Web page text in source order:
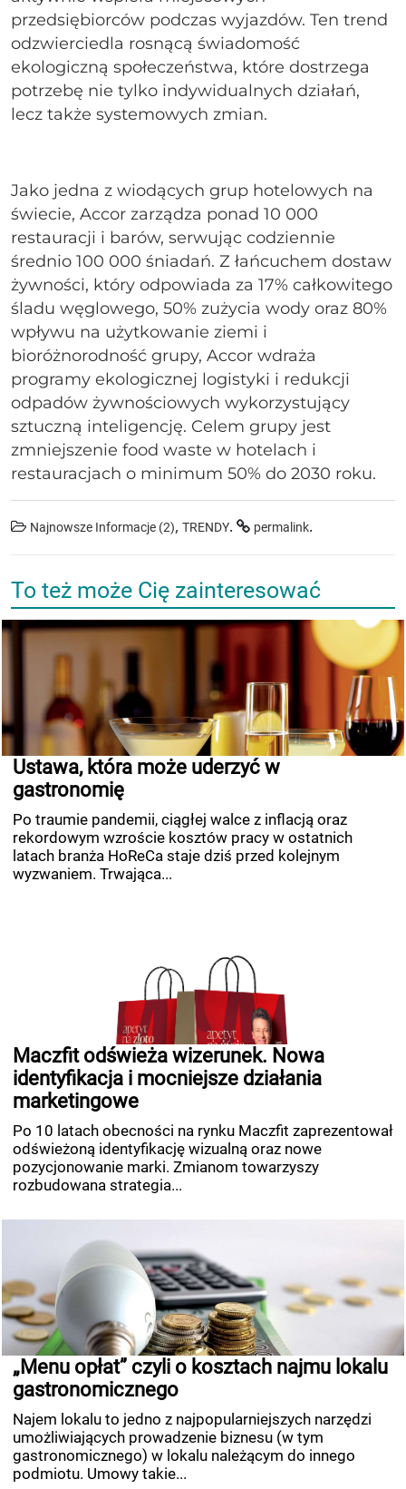
przedsiębiorców podczas wyjazdów. Ten trend
odzwierciedla rosnącą świadomość
ekologiczną społeczeństwa, które dostrzega
potrzebę nie tylko indywidualnych działań,
lecz także systemowych zmian.
Jako jedna z wiodących grup hotelowych na
świecie, Accor zarządza ponad 10 000
restauracji i barów, serwując codziennie
średnio 100 000 śniadań. Z łańcuchem dostaw
żywności, który odpowiada za 17% całkowitego
śladu węglowego, 50% zużycia wody oraz 80%
wpływu na użytkowanie ziemi i
bioróżnorodność grupy, Accor wdraża
programy ekologicznej logistyki i redukcji
odpadów żywnościowych wykorzystujący
sztuczną inteligencję. Celem grupy jest
zmniejszenie food waste w hotelach i
restauracjach o minimum 50% do 2030 roku.
Najnowsze Informacje (2), TRENDY. permalink.
To też może Cię zainteresować
Ustawa, która może uderzyć w
gastronomię
Po traumie pandemii, ciągłej walce z inflacją oraz
rekordowym wzroście kosztów pracy w ostatnich
latach branża HoReCa staje dziś przed kolejnym
wyzwaniem. Trwająca...
Maczfit odświeża wizerunek. Nowa
identyfikacja i mocniejsze działania
marketingowe
Po 10 latach obecności na rynku Maczfit zaprezentował
odświeżoną identyfikację wizualną oraz nowe
pozycjonowanie marki. Zmianom towarzyszy
rozbudowana strategia...
„Menu opłat” czyli o kosztach najmu lokalu
gastronomicznego
Najem lokalu to jedno z najpopularniejszych narzędzi
umożliwiających prowadzenie biznesu (w tym
gastronomicznego) w lokalu należącym do innego
podmiotu. Umowy takie...